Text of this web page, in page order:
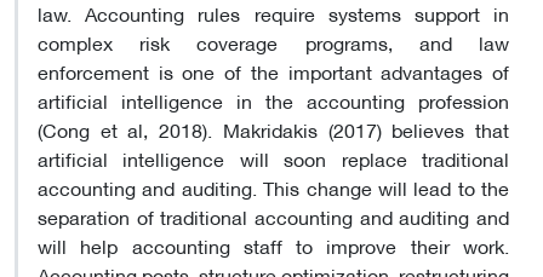
law. Accounting rules require systems support in
complex risk coverage programs, and law
enforcement is one of the important advantages of
artificial intelligence in the accounting profession
(Cong et al, 2018). Makridakis (2017) believes that
artificial intelligence will soon replace traditional
accounting and auditing. This change will lead to the
separation of traditional accounting and auditing and
will help accounting staff to improve their work.